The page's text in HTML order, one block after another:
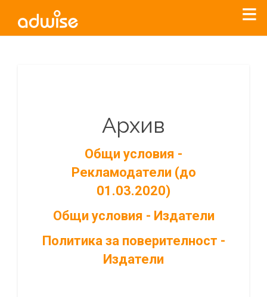
Архив
Общи условия -
Рекламодатели (до
01.03.2020)
Общи условия - Издатели
Политика за поверителност -
Издатели